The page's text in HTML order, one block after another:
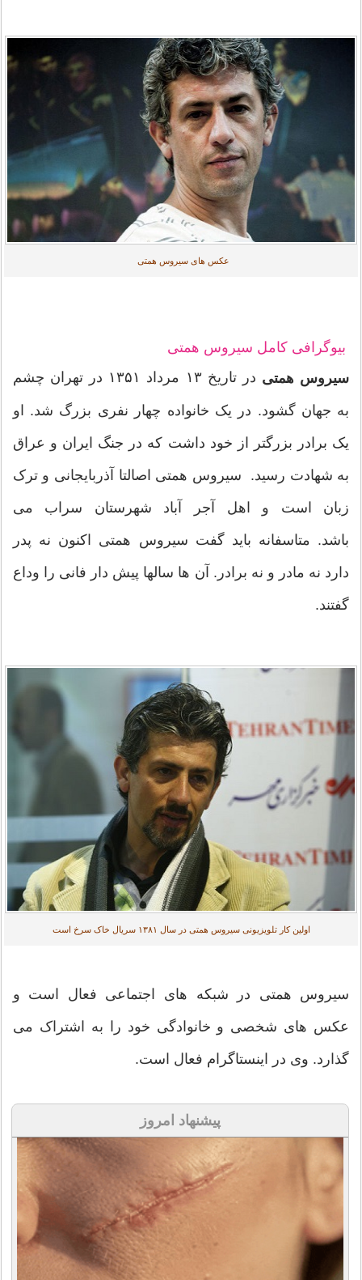
عکس های سیروس همتی
بیوگرافی کامل سیروس همتی
سیروس همتی
در تاریخ ۱۳ مرداد ۱۳۵۱ در تهران چشم
به جهان گشود. در یک خانواده چهار نفری بزرگ شد. او
یک برادر بزرگتر از خود داشت که در جنگ ایران و عراق
به شهادت رسید. سیروس همتی اصالتا آذربایجانی و ترک
زبان است و اهل آجر آباد شهرستان سراب می
باشد. متاسفانه باید گفت سیروس همتی اکنون نه پدر
دارد نه مادر و نه برادر. آن ها سالها پیش دار فانی را وداع
گفتند.
اولین کار تلویزیونی سیروس همتی در سال ۱۳۸۱ سریال خاک سرخ است
سیروس همتی در شبکه های اجتماعی فعال است و
عکس های شخصی و خانوادگی خود را به اشتراک می‌
گذارد. وی در اینستاگرام فعال است.
پیشنهاد امروز